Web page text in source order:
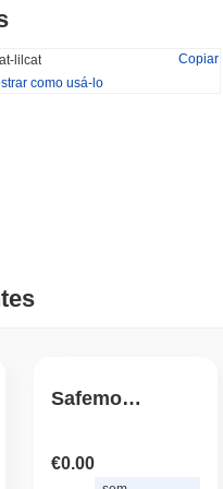
lilcat
Copiar
como usá-lo
Safemoonomics
€0.00